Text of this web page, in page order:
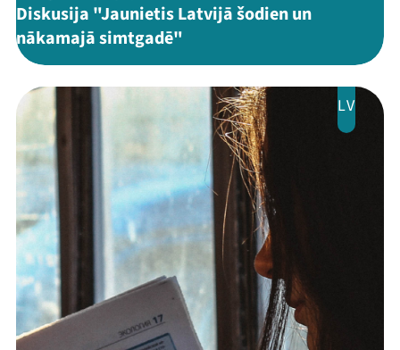
Diskusija "Jaunietis Latvijā šodien un
nākamajā simtgadē"
LV